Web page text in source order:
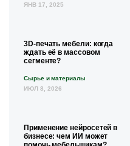
ЯНВ 17, 2025
3D-печать мебели: когда
ждать её в массовом
сегменте?
Сырье и материалы
ИЮЛ 8, 2026
Применение нейросетей в
бизнесе: чем ИИ может